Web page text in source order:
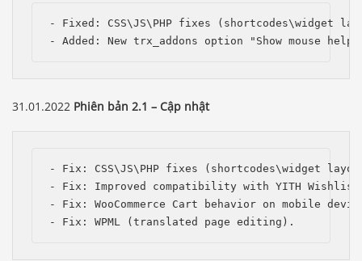
- Fixed: CSS\JS\PHP fixes (shortcodes\widget
- Added: New trx_addons option "Show mouse
31.01.2022 Phiên bản 2.1 – Cập nhật
- Fix: CSS\JS\PHP fixes (shortcodes\widget
- Fix: Improved compatibility with YITH
- Fix: WooCommerce Cart behavior on mobile
- Fix: WPML (translated page editing).